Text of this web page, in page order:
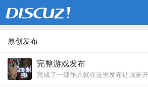
原创发布
完整游戏发布
完成了一部作品就在这里发布让玩家